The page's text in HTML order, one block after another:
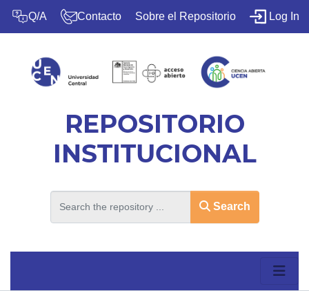
Q/A Contacto Sobre el Repositorio Log In
REPOSITORIO
INSTITUCIONAL
Search